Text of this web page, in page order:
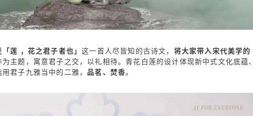
「莲 ，花之君子者也」这一首人尽皆知的古诗文， 将大家带入宋代美学的
主题，寓意君子之交，以礼相待。青花白莲的设计体现新中式文化底蕴、
君子九雅当中的二雅， 品茗、焚香。